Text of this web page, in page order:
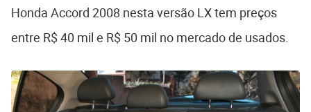
Honda Accord 2008 nesta versão LX tem preços
entre R$ 40 mil e R$ 50 mil no mercado de usados.